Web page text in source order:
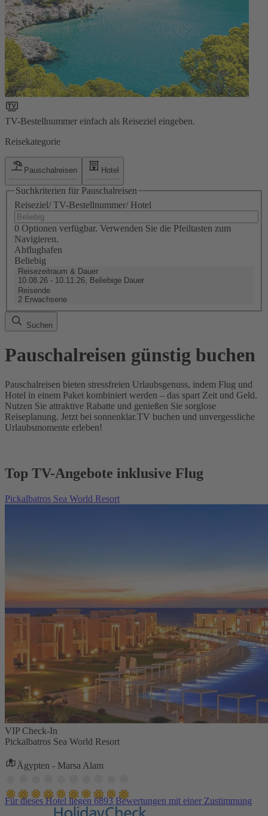
TV-Bestellnummer einfach als Reiseziel eingeben.
Reisekategorie
Pauschalreisen Hotel
Suchkriterien für Pauschalreisen
Reiseziel/ TV-Bestellnummer/ Hotel
0 Optionen verfügbar. Verwenden Sie die Pfeiltasten zum
Navigieren.
Abflughafen
Beliebig
Reisezeitraum & Dauer
10.08.26 - 10.11.26, Beliebige Dauer
Reisende
2 Erwachsene
Suchen
Pauschalreisen günstig buchen
Pauschalreisen bieten stressfreien Urlaubsgenuss, indem Flug und
Hotel in einem Paket kombiniert werden – das spart Zeit und Geld.
Nutzen Sie attraktive Rabatte und genießen Sie sorglose
Reiseplanung. Jetzt bei sonnenklar.TV buchen und unvergessliche
Urlaubsmomente erleben!
Top TV-Angebote inklusive Flug
Pickalbatros Sea World Resort
VIP Check-In
Pickalbatros Sea World Resort
Ägypten - Marsa Alam
Für dieses Hotel liegen 6893 Bewertungen mit einer Zustimmung